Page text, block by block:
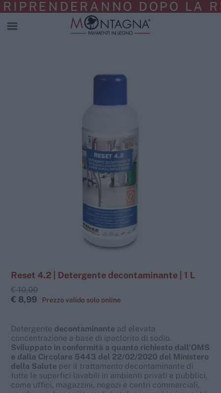
DOPO LA
Reset 4.2 | Detergente decontaminante | 1 L
€ 10,00
€ 8,99
Detergente decontaminante ad elevata
concentrazione a base di ipoclorito di sodio.
Sviluppato in conformità a quanto richiesto dall’OMS
e dalla Circolare 5443 del 22/02/2020 del Ministero
della Salute per il trattamento decontaminante di
tutte le superfici lavabili in ambienti privati e pubblici,
come uffici, magazzini, negozi e centri commerciali,